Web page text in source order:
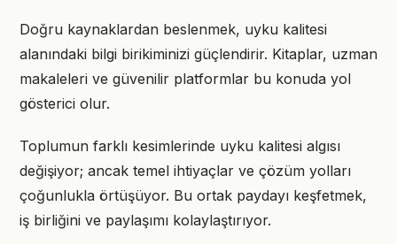
Doğru kaynaklardan beslenmek, uyku kalitesi
alanındaki bilgi birikiminizi güçlendirir. Kitaplar, uzman
makaleleri ve güvenilir platformlar bu konuda yol
gösterici olur.
Toplumun farklı kesimlerinde uyku kalitesi algısı
değişiyor; ancak temel ihtiyaçlar ve çözüm yolları
çoğunlukla örtüşüyor. Bu ortak paydayı keşfetmek,
iş birliğini ve paylaşımı kolaylaştırıyor.